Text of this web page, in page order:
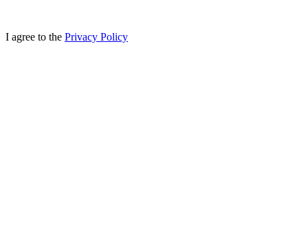
I agree to the Privacy Policy